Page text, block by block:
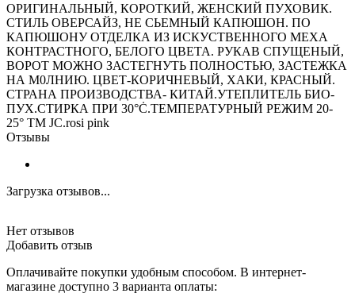
ОРИГИНАЛЬНЫЙ, КОРОТКИЙ, ЖЕНСКИЙ ПУХОВИК.
СТИЛЬ ОВЕРСАЙЗ, НЕ СЬЕМНЫЙ КАПЮШОН. ПО
КАПЮШОНУ ОТДЕЛКА ИЗ ИСКУСТВЕННОГО МЕХА
КОНТРАСТНОГО, БЕЛОГО ЦВЕТА. РУКАВ СПУЩЕНЫЙ,
ВОРОТ МОЖНО ЗАСТЕГНУТЬ ПОЛНОСТЬЮ, ЗАСТЕЖКА
НА М0ЛНИЮ. ЦВЕТ-КОРИЧНЕВЫЙ, ХАКИ, КРАСНЫЙ.
СТРАНА ПРОИЗВОДСТВА- КИТАЙ.УТЕПЛИТЕЛЬ БИО-
ПУХ.СТИРКА ПРИ 30°Ċ.ТЕМПЕРАТУРНЫЙ РЕЖИМ 20-
25° ТМ JC.rosi pink
Отзывы
Загрузка отзывов...
Нет отзывов
Добавить отзыв
Оплачивайте покупки удобным способом. В интернет-
магазине доступно 3 варианта оплаты: